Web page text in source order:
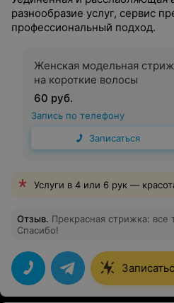
разнообразие услуг, сервис
профессиональный подход.
Женская модельная
на короткие волосы
60 руб.
Запись по телефону
Записаться
Услуги в 4 или 6 рук —
Отзыв. Прекрасная стрижка: все
Спасибо!